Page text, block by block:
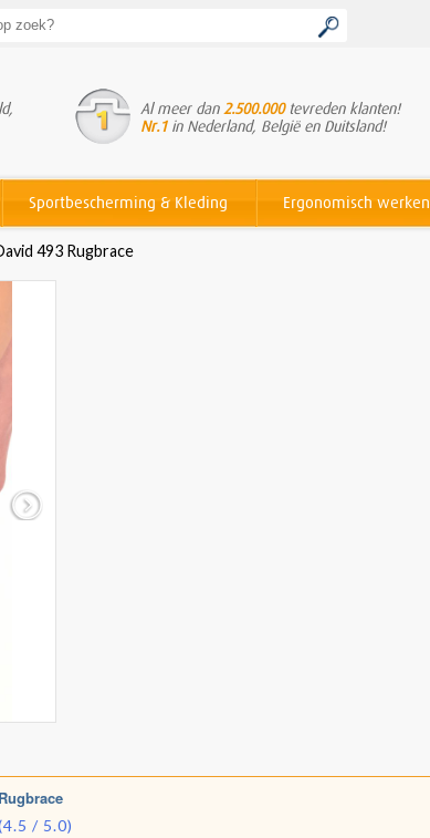
Al meer dan 2.500.000tevreden klanten!
Nr.1in Nederland, België en Duitsland!
Sportbescherming & Kleding Ergonomisch werken
493 Rugbrace
/ 5.0)